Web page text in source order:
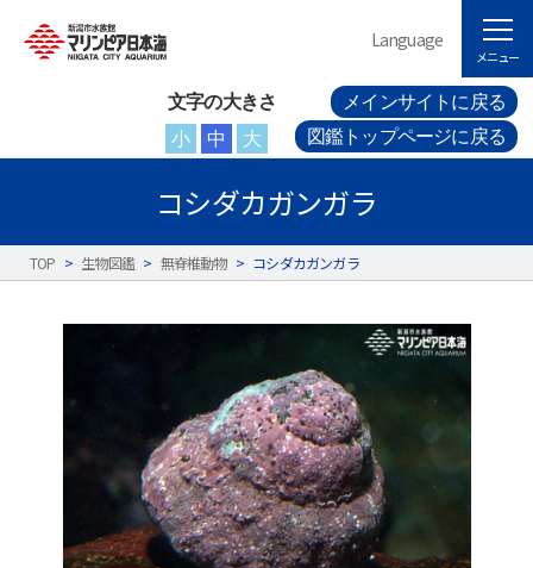
文字の大きさ
小
中 大
メインサイトに戻る
図鑑トップページに戻る
Language
メニュー
コシダカガンガラ
TOP > 生物図鑑 > 無脊椎動物 > コシダカガンガラ